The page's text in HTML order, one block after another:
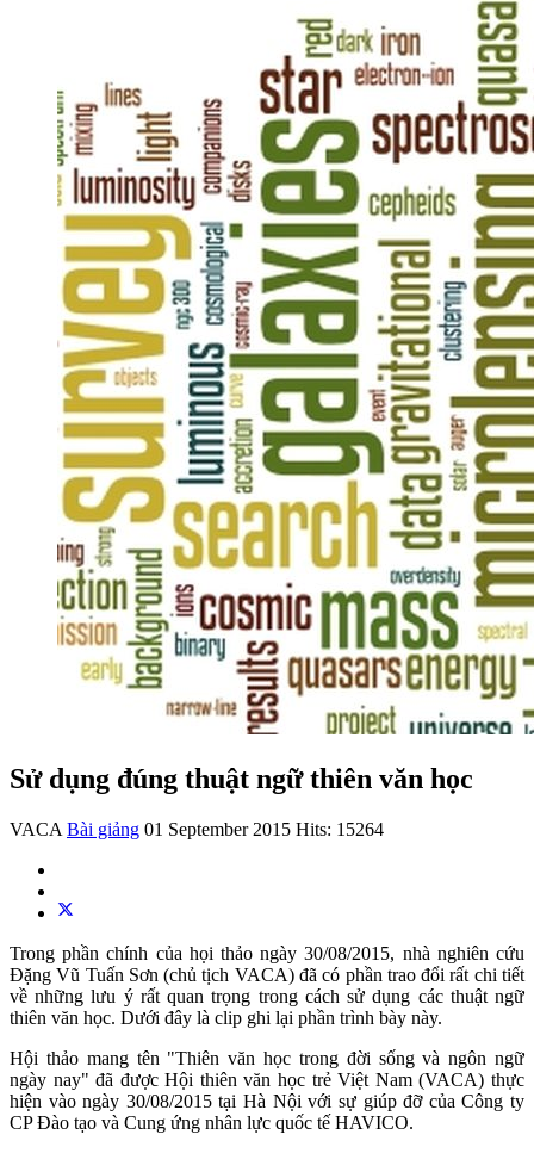
Sử dụng đúng thuật ngữ thiên văn học
VACA Bài giảng 01 September 2015 Hits: 15264
Trong phần chính của họi thảo ngày 30/08/2015, nhà nghiên cứu
Đặng Vũ Tuấn Sơn (chủ tịch VACA) đã có phần trao đổi rất chi tiết
về những lưu ý rất quan trọng trong cách sử dụng các thuật ngữ
thiên văn học. Dưới đây là clip ghi lại phần trình bày này.
Hội thảo mang tên "Thiên văn học trong đời sống và ngôn ngữ
ngày nay" đã được Hội thiên văn học trẻ Việt Nam (VACA) thực
hiện vào ngày 30/08/2015 tại Hà Nội với sự giúp đỡ của Công ty
CP Đào tạo và Cung ứng nhân lực quốc tế HAVICO.